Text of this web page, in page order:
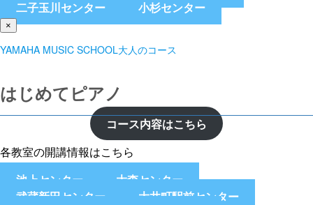
二子玉川センター
小杉センター
×
YAMAHA MUSIC SCHOOL大人のコース
はじめてピアノ
コース内容はこちら
各教室の開講情報はこちら
池上センター
大森センター
武蔵新田センター
大井町駅前センター